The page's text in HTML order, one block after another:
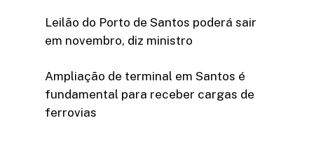
Leilão do Porto de Santos poderá sair
em novembro, diz ministro
Ampliação de terminal em Santos é
fundamental para receber cargas de
ferrovias